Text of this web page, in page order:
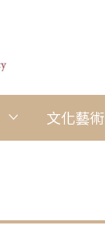
文化藝術